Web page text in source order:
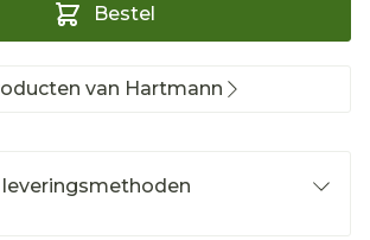
Bestel
van Hartmann